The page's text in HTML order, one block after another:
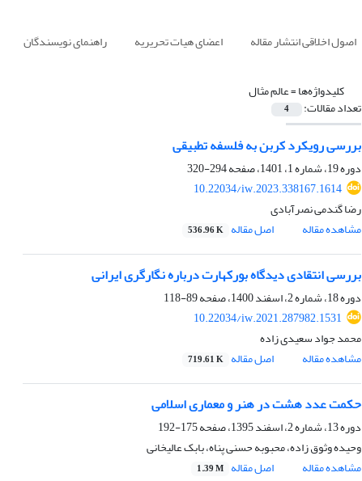
اصول اخلاقی انتشار مقاله اعضای هیات تحریریه راهنمای نویسندگان
کلیدواژه‌ها =عالم مثال
تعداد مقالات: 4
بررسی رویکرد کربن به فلسفه تطبیقی
دوره 19، شماره 1، 1401، صفحه
294-320
10.22034/iw.2023.338167.1614
رضا گندمی نصرآبادی
مشاهده مقاله
اصل مقاله 536.96 K
بررسی انتقادی دیدگاه بورکهارت درباره نگارگری ایرانی
دوره 18، شماره 2، اسفند 1400، صفحه
89-118
10.22034/iw.2021.287982.1531
محمد جواد سعیدی زاده
مشاهده مقاله
اصل مقاله 719.61 K
حکمت عدد هشت در هنر و معماری اسلامی
دوره 13، شماره 2، اسفند 1395، صفحه
175-192
وحیده وثوق زاده، محبوبه حسنی پناه، بابک عالیخانی
مشاهده مقاله
اصل مقاله 1.39 M